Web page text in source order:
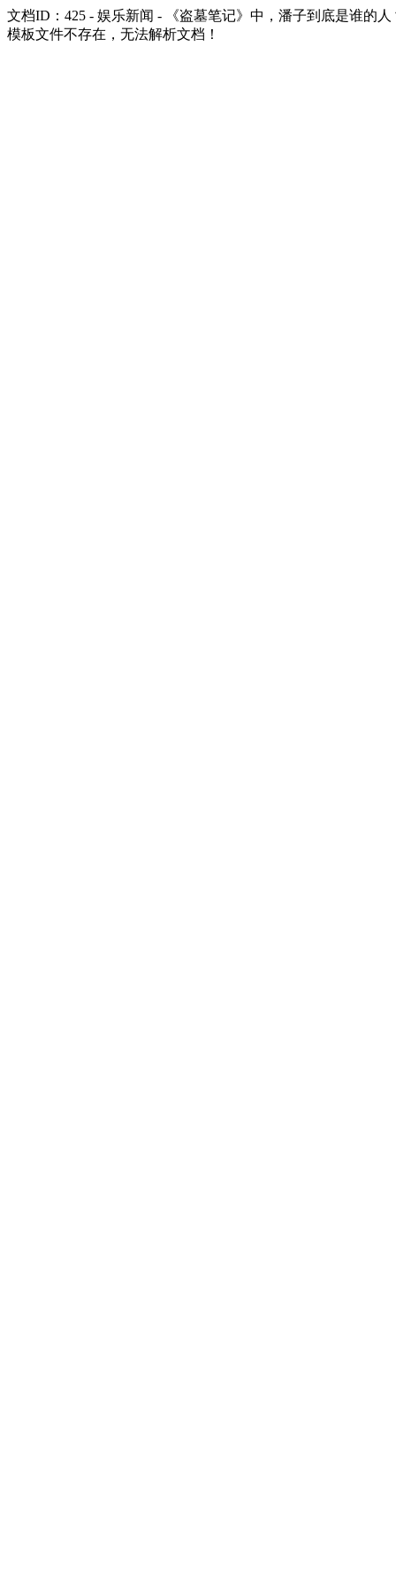
文档ID：425 - 娱乐新闻 - 《盗墓笔记》中，潘子到底是谁的人
模板文件不存在，无法解析文档！